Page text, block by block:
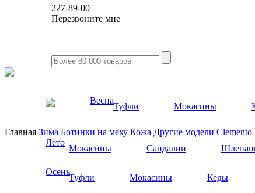
227-89-00
Перезвоните мне
Весна
Туфли Мокасины
Лето
Мокасины Сандалии
Осень
Туфли Мокасины Кеды
Главная Зима Ботинки на меху Кожа Другие модели Clemento